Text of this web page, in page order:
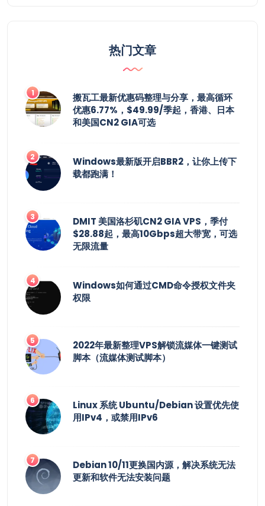
热门文章
搬瓦工最新优惠码整理与分享，最高循环
优惠6.77%，$49.99/季起，香港、日本
和美国CN2 GIA可选
Windows最新版开启BBR2，让你上传下
载都跑满！
DMIT 美国洛杉矶CN2 GIA VPS，季付
$28.88起，最高10Gbps超大带宽，可选
无限流量
Windows如何通过CMD命令授权文件夹
权限
2022年最新整理VPS解锁流媒体一键测试
脚本（流媒体测试脚本）
Linux 系统 Ubuntu/Debian 设置优先使
用IPv4，或禁用IPv6
Debian 10/11更换国内源，解决系统无法
更新和软件无法安装问题